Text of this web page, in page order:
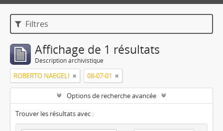
Filtres
Affichage de 1 résultats
Description archivistique
ROBERTO NAEGELI 08-07-01
Options de recherche avancée
Trouver les résultats avec :